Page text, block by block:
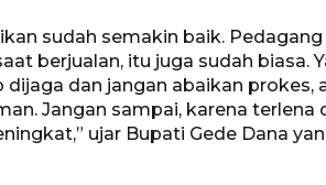
sudah semakin baik.
berjualan, itu juga sudah biasa.
dan jangan abaikan prokes,
Jangan sampai, karena terlena
ujar Bupati Gede Dana
Tiga matra